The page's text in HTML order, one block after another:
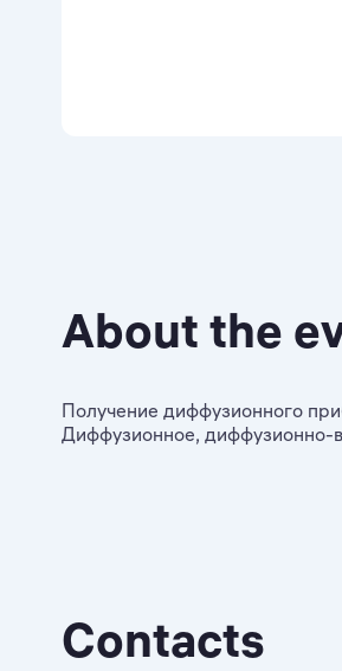
About the
Получение диффузионного
Диффузионное, диффузионно-
Contacts